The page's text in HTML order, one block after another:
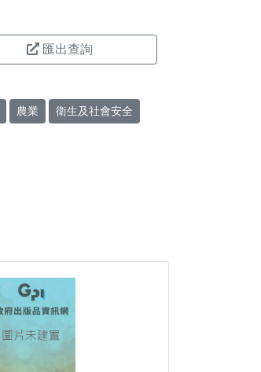
匯出查詢
農業 衛生及社會安全